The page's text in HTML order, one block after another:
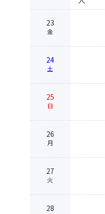
23
金
24
土
25
日
26
月
27
火
28